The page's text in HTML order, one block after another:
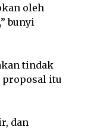
oleh
bunyi
tindak
proposal itu
dan